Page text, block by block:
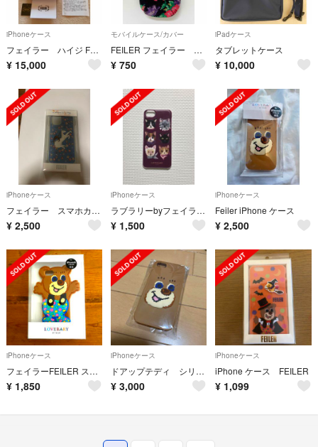
iPhoneケース
フェイラー ハイジ FEILER手帳型スマホケース
¥ 15,000
モバイルケース/カバー
FEILER フェイラー スマホポーチ スマホアクセサリー スマホグッズ
¥ 750
iPadケース
タブレットケース
¥ 10,000
iPhoneケース
フェイラー スマホカバー
¥ 2,500
iPhoneケース
ラブラリーbyフェイラーアイホンケース
¥ 1,500
iPhoneケース
Feiler iPhone ケース
¥ 2,500
iPhoneケース
フェイラーFEILER スマホケース［LOVERARY］
¥ 1,850
iPhoneケース
ドアップテディ シリコンiPhoneケース
¥ 3,000
iPhoneケース
iPhone ケース FEILER
¥ 1,099